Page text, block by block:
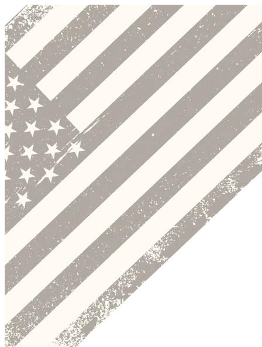
Preskočiť
k
obsahu